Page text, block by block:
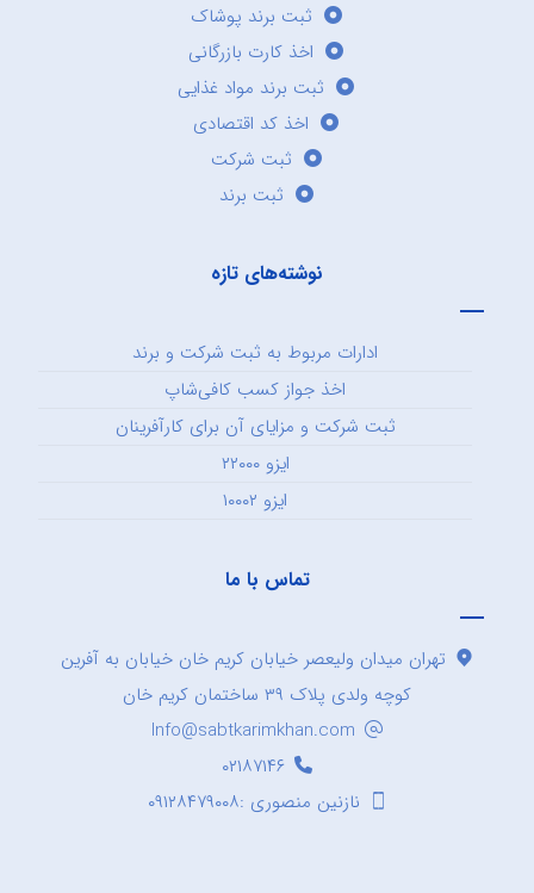
ثبت برند پوشاک
اخذ کارت بازرگانی
ثبت برند مواد غذایی
اخذ کد اقتصادی
ثبت شرکت
ثبت برند
نوشته‌های تازه
ادارات مربوط به ثبت شرکت و برند
اخذ جواز کسب کافی‌شاپ
ثبت شرکت و مزایای آن برای کارآفرینان
ایزو ۲۲۰۰۰
ایزو ۱۰۰۰۲
تماس با ما
تهران میدان ولیعصر خیابان کریم خان خیابان به آفرین
کوچه ولدی پلاک ۳۹ ساختمان کریم خان
Info@sabtkarimkhan.com
۰۲۱۸۷۱۴۶
نازنین منصوری :۰۹۱۲۸۴۷۹۰۰۸